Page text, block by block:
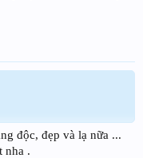
độc, đẹp và lạ nữa ...
nha .